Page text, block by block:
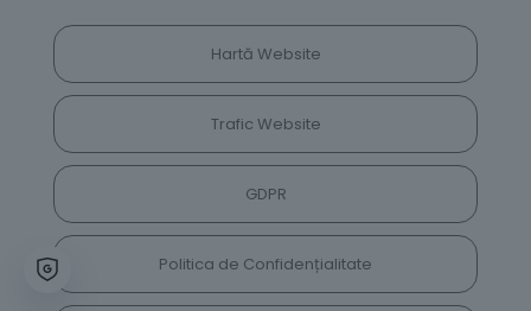
Hartă Website
Trafic Website
GDPR
Politica de Confidențialitate